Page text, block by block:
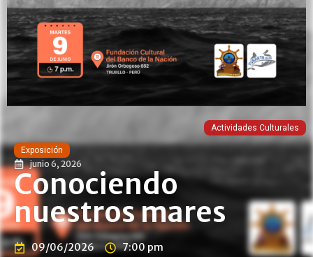
Actividades Culturales
Exposición
junio 6, 2026
Conociendo
nuestros mares
09/06/2026
7:00 pm